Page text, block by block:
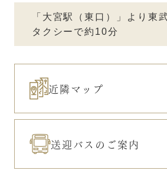
「大宮駅（東口）」より東
タクシーで約10分
近隣マップ
送迎バスのご案内